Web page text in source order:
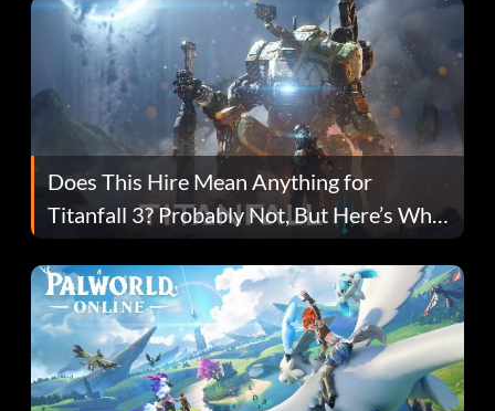
Does This Hire Mean Anything for
Titanfall 3? Probably Not, But Here’s Why
Fans Are Hopeful